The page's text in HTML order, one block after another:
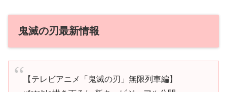
鬼滅の刃最新情報
【テレビアニメ「鬼滅の刃」無限列車編】